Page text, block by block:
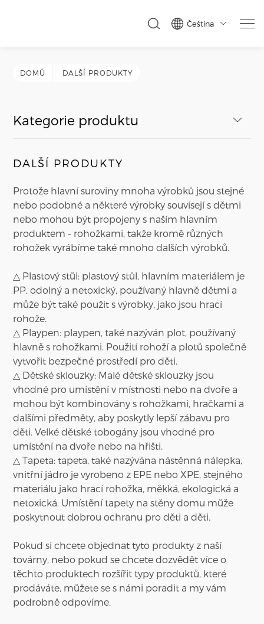
Čeština 
DOMŮ DALŠÍ PRODUKTY
Kategorie produktu
DALŠÍ PRODUKTY
Protože hlavní suroviny mnoha výrobků jsou stejné
nebo podobné a některé výrobky souvisejí s dětmi
nebo mohou být propojeny s naším hlavním
produktem - rohožkami, takže kromě různých
rohožek vyrábíme také mnoho dalších výrobků.
△ Plastový stůl: plastový stůl, hlavním materiálem je
PP, odolný a netoxický, používaný hlavně dětmi a
může být také použit s výrobky, jako jsou hrací
rohože.
△ Playpen: playpen, také nazýván plot, používaný
hlavně s rohožkami. Použití rohoží a plotů společně
vytvořit bezpečné prostředí pro děti.
△ Dětské sklouzky: Malé dětské sklouzky jsou
vhodné pro umístění v místnosti nebo na dvoře a
mohou být kombinovány s rohožkami, hračkami a
dalšími předměty, aby poskytly lepší zábavu pro
děti. Velké dětské tobogány jsou vhodné pro
umístění na dvoře nebo na hřišti.
△ Tapeta: tapeta, také nazývána nástěnná nálepka,
vnitřní jádro je vyrobeno z EPE nebo XPE, stejného
materiálu jako hrací rohožka, měkká, ekologická a
netoxická. Umístění tapety na stěny domu může
poskytnout dobrou ochranu pro děti a děti.
Pokud si chcete objednat tyto produkty z naší
továrny, nebo pokud se chcete dozvědět více o
těchto produktech rozšířit typy produktů, které
prodáváte, můžete se s námi poradit a my vám
podrobně odpovíme.